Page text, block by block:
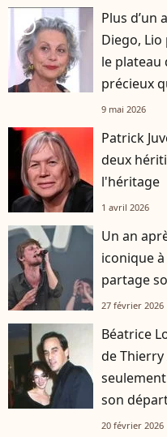
player2
Plus d’un
Diego,
le plateau
précieux
9 mai 2026
Patrick
deux
l'héritage
1 avril 2026
Un an
iconique
partage
27 février 2026
Béatrice
de
son
20 février 2026